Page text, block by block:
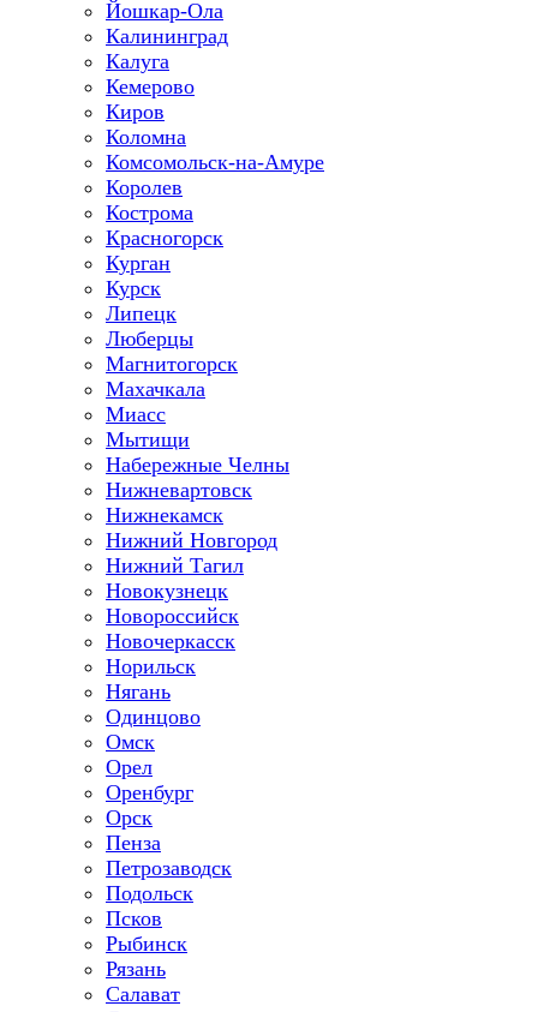
Йошкар-Ола
Калининград
Калуга
Кемерово
Киров
Коломна
Комсомольск-на-Амуре
Королев
Кострома
Красногорск
Курган
Курск
Липецк
Люберцы
Магнитогорск
Махачкала
Миасс
Мытищи
Набережные Челны
Нижневартовск
Нижнекамск
Нижний Новгород
Нижний Тагил
Новокузнецк
Новороссийск
Новочеркасск
Норильск
Нягань
Одинцово
Омск
Орел
Оренбург
Орск
Пенза
Петрозаводск
Подольск
Псков
Рыбинск
Рязань
Салават